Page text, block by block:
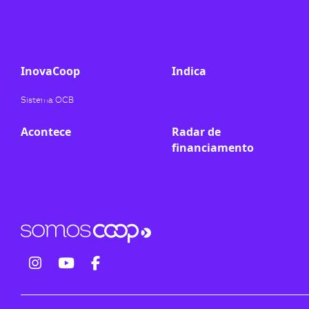
InovaCoop
Sistema OCB
Acontece
Indica
Radar de
financiamento
fab fabfab